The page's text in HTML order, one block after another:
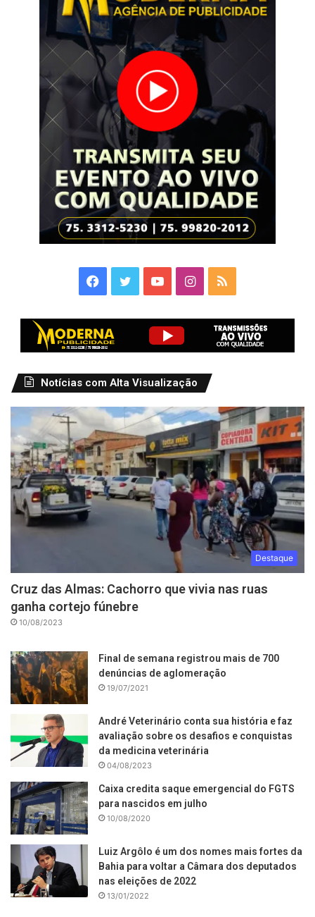
Facebook
TwitterYouTubeInstagram
RSS
Notícias com Alta Visualização
Destaque
Cruz das Almas: Cachorro que vivia nas ruas
ganha cortejo fúnebre
10/08/2023
Final de semana registrou mais de 700
denúncias de aglomeração
19/07/2021
André Veterinário conta sua história e faz
avaliação sobre os desafios e conquistas
da medicina veterinária
04/08/2023
Caixa credita saque emergencial do FGTS
para nascidos em julho
10/08/2020
Luiz Argôlo é um dos nomes mais fortes da
Bahia para voltar a Câmara dos deputados
nas eleições de 2022
13/01/2022